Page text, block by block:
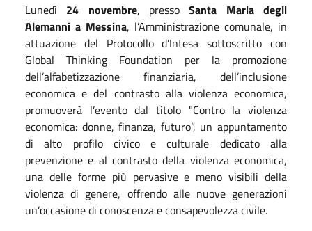
Lunedì 24 novembre, pressoSanta Maria degli
Alemanni a Messina, l’Amministrazione comunale, in
attuazione del Protocollo d’Intesa sottoscritto con
Global Thinking Foundation per la promozione
dell’alfabetizzazione finanziaria, dell’inclusione
economica e del contrasto alla violenza economica,
promuoverà l’evento dal titolo "Contro la violenza
economica: donne, finanza, futuro”, un appuntamento
di alto profilo civico e culturale dedicato alla
prevenzione e al contrasto della violenza economica,
una delle forme più pervasive e meno visibili della
violenza di genere, offrendo alle nuove generazioni
un’occasione di conoscenza e consapevolezza civile.